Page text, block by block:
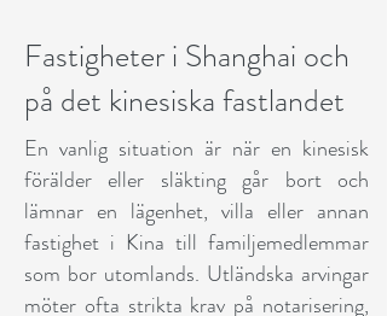
Fastigheter i Shanghai och
på det kinesiska fastlandet
En vanlig situation är när en kinesisk
förälder eller släkting går bort och
lämnar en lägenhet, villa eller annan
fastighet i Kina till familjemedlemmar
som bor utomlands. Utländska arvingar
möter ofta strikta krav på notarisering,